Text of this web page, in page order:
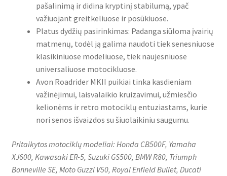
pašalinimą ir didina kryptinį stabilumą, ypač
važiuojant greitkeliuose ir posūkiuose.
Platus dydžių pasirinkimas: Padanga siūloma įvairių
matmenų, todėl ją galima naudoti tiek senesniuose
klasikiniuose modeliuose, tiek naujesniuose
universaliuose motocikluose.
Avon Roadrider MKII puikiai tinka kasdieniam
važinėjimui, laisvalaikio kruizavimui, užmiesčio
kelionėms ir retro motociklų entuziastams, kurie
nori senos išvaizdos su šiuolaikiniu saugumu.
Pritaikytos motociklų modeliai: Honda CB500F, Yamaha
XJ600, Kawasaki ER-5, Suzuki GS500, BMW R80, Triumph
Bonneville SE, Moto Guzzi V50, Royal Enfield Bullet, Ducati